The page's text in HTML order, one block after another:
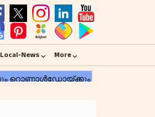
Local-News More